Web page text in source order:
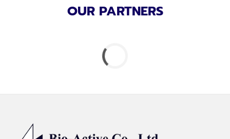
OUR PARTNERS